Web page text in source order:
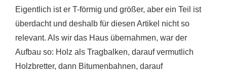
Eigentlich ist er T-förmig und größer, aber ein Teil ist
überdacht und deshalb für diesen Artikel nicht so
relevant. Als wir das Haus übernahmen, war der
Aufbau so: Holz als Tragbalken, darauf vermutlich
Holzbretter, dann Bitumenbahnen, darauf